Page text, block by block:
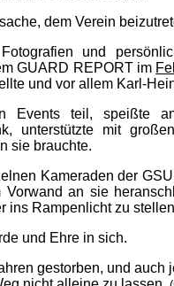
dem Verein
Fotografien und
GUARD REPORT im
und vor allem Karl-
Events teil, speißte
unterstützte mit
sie brauchte.
Kameraden der
an sie
ins Rampenlicht zu
und Ehre in sich.
gestorben, und